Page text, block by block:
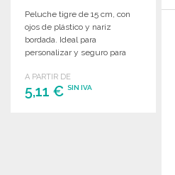
Peluche tigre de 15 cm, con
ojos de plástico y nariz
bordada. Ideal para
personalizar y seguro para
A PARTIR DE
5,11 € SIN IVA